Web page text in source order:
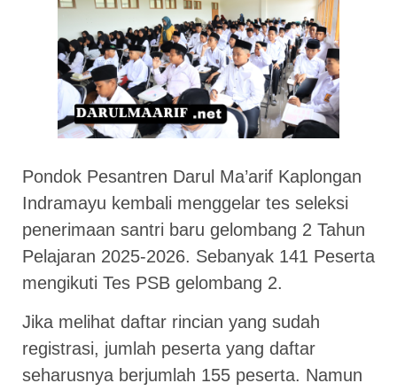
Pondok Pesantren Darul Ma’arif Kaplongan
Indramayu kembali menggelar tes seleksi
penerimaan santri baru gelombang 2 Tahun
Pelajaran 2025-2026. Sebanyak 141 Peserta
mengikuti Tes PSB gelombang 2.
Jika melihat daftar rincian yang sudah
registrasi, jumlah peserta yang daftar
seharusnya berjumlah 155 peserta. Namun